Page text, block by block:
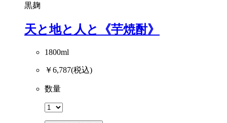
黒麹
天と地と人と《芋焼酎》
1800ml
￥6,787(税込)
数量